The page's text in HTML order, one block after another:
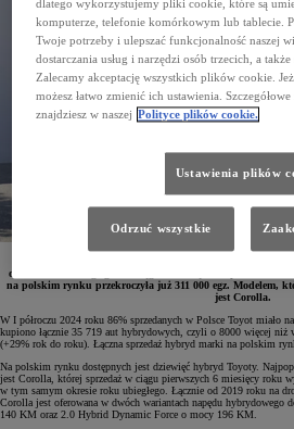
okresie roku ubiegłego. W ciągu 20 lat łączna sprzedaż
na polskim rynku przekroczyła już 311 000 egz. Modelem,
jest Corolla.
W I półroczu 2024 roku 86% sprzedanych w Polsce Toyot miało
kupiono łącznie 35 719 aut hybrydowych, czyli o 8000 więcej niż
(+29% rok do roku). Łączna sprzedaż hybryd marki na polskim
Na polskim rynku dostępnych jest dziewięć hybryd Toyoty.
jest Corolla, której sprzedaż w ciągu pierwszych 6 miesięcy roku
w tym samym okresie roku ubiegłego. Łącznie od 2019 roku na
Corolla jest oferowana w dwóch wariantach napędu
140 KM oraz 2.0 Hybrid Dynamic Force o mocy 196 KM.
dlatego wykorzystujemy pliki cookie, które są
komputerze, telefonie komórkowym lub tablecie.
Twoje potrzeby i ulepszać funkcjonalność naszej
dostarczania usług i narzędzi osób trzecich, a
Zalecamy akceptację wszystkich plików cookie.
możesz łatwo zmienić ich ustawienia.
znajdziesz w naszej Polityce plików cookie.
Ustawienia plików
Odrzuć wszystkie